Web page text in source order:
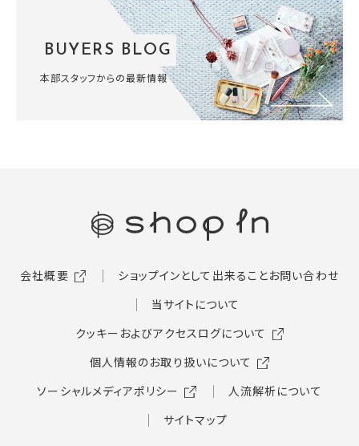
BUYERS BLOG
本部スタッフからの最新情報
会社概要 ショップインとして出来ることお問い合わせ
当サイトについて
クッキーおよびアクセスログについて
個人情報のお取り扱いについて
ソーシャルメディアポリシー
人流解析について
サイトマップ